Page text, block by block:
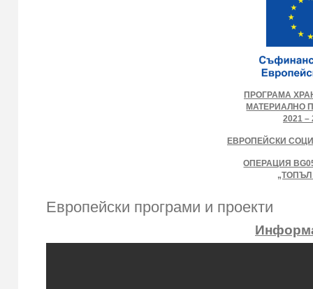
ПРОГРАМА
МАТЕРИАЛНО
2021 –
ЕВРОПЕЙСКИ
ОПЕРАЦИЯ
Европейски програми и проекти